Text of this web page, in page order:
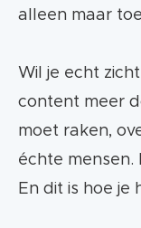
alleen maar
Wil je echt
content meer
moet raken,
échte mensen.
En dit is hoe je